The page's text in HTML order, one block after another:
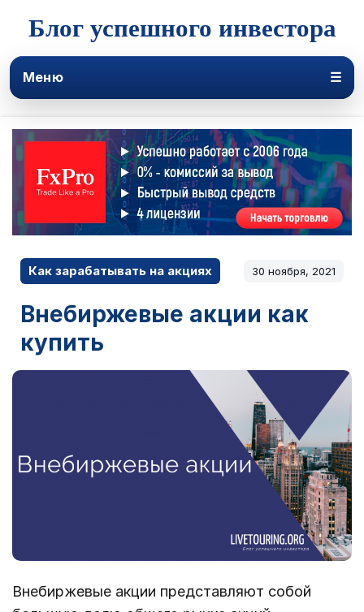
Блог успешного инвестора
Меню ☰
Как зарабатывать на акциях 30 ноября, 2021
Внебиржевые акции как
купить
Внебиржевые акции представляют собой